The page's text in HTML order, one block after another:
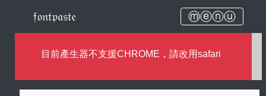
𝔣𝔬𝔫𝔱𝔭𝔞𝔰𝔱𝔢 ⓜⓔⓝⓤ
目前產生器不支援CHROME，請改用safari